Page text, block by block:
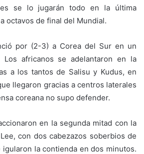
se lo jugarán todo en la última
octavos de final del Mundial.
por (2-3) a Corea del Sur en un
Los africanos se adelantaron en la
a los tantos de Salisu y Kudus, en
llegaron gracias a centros laterales
coreana no supo defender.
en la segunda mitad con la
con dos cabezazos soberbios de
la contienda en dos minutos.